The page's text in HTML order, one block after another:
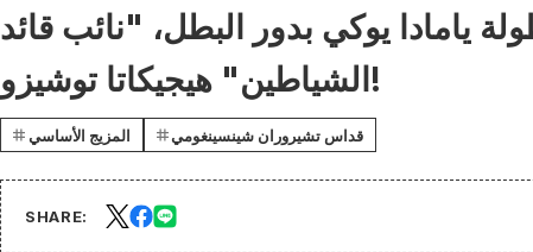
يامادا يوكي بدور البطل، "نائب قائد
الشياطين" هيجيكاتا توشيزو!
المزيج الأساسي قداس تشيروران شينسينغومي
SHARE: